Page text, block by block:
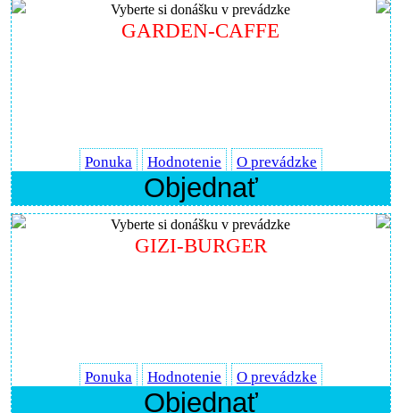
Vyberte si donášku v prevádzke
GARDEN-CAFFE
Ponuka Hodnotenie O prevádzke
Objednať
Vyberte si donášku v prevádzke
GIZI-BURGER
Ponuka Hodnotenie O prevádzke
Objednať